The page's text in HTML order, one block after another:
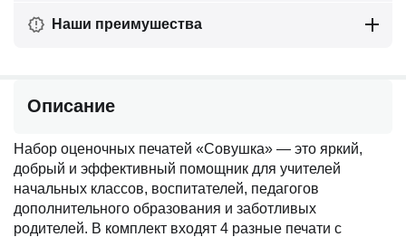
Наши преимушества
Описание
Набор оценочных печатей «Совушка» — это яркий,
добрый и эффективный помощник для учителей
начальных классов, воспитателей, педагогов
дополнительного образования и заботливых
родителей. В комплект входят 4 разные печати с